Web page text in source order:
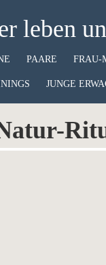
leben
PAARE FRAU-
JUNGE